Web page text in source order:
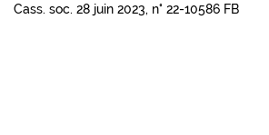
Cass. soc. 28 juin 2023, n° 22-10586 FB